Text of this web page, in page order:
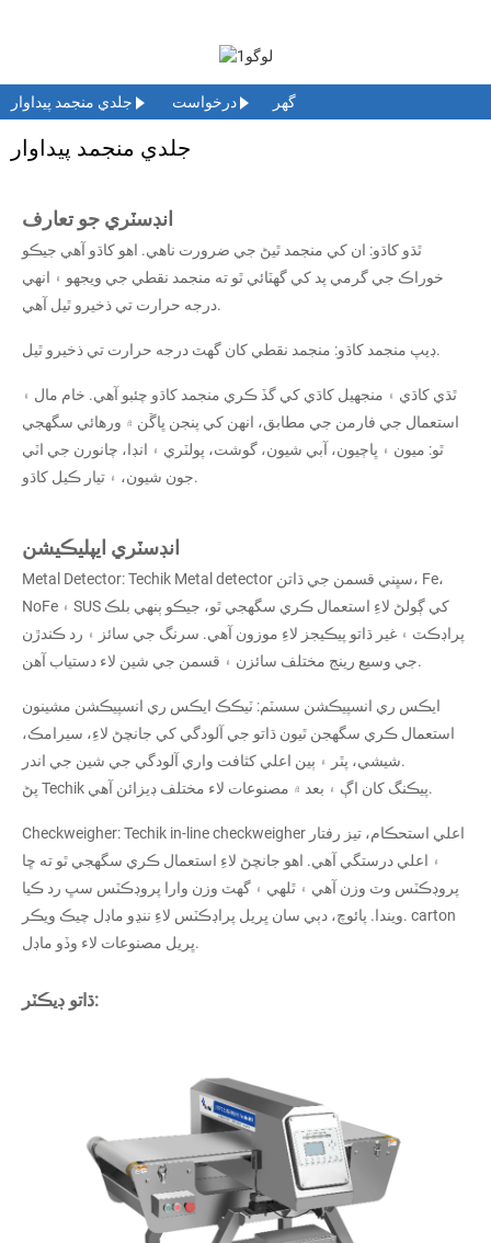
گهر درخواست جلدي منجمد پيداوار
جلدي منجمد پيداوار
انڊسٽري جو تعارف
ٿڌو کاڌو: ان کي منجمد ٿيڻ جي ضرورت ناهي. اهو کاڌو آهي جيڪو
خوراڪ جي گرمي پد کي گهٽائي ٿو ته منجمد نقطي جي ويجهو ۽ انهي
درجه حرارت تي ذخيرو ٿيل آهي.
ڊيپ منجمد کاڌو: منجمد نقطي کان گھٽ درجه حرارت تي ذخيرو ٿيل.
ٿڌي کاڌي ۽ منجهيل کاڌي کي گڏ ڪري منجمد کاڌو چئبو آهي. خام مال ۽
استعمال جي فارمن جي مطابق، انهن کي پنجن ڀاڱن ۾ ورهائي سگهجي
ٿو: ميون ۽ ڀاڄيون، آبي شيون، گوشت، پولٽري ۽ انڊا، چانورن جي اٽي
جون شيون، ۽ تيار ڪيل کاڌو.
انڊسٽري ايپليڪيشن
Metal Detector: Techik Metal detector سڀني قسمن جي ڌاتن، Fe،
NoFe ۽ SUS کي ڳولڻ لاءِ استعمال ڪري سگھجي ٿو، جيڪو ٻنهي بلڪ
پراڊڪٽ ۽ غير ڌاتو پيڪيجز لاءِ موزون آهي. سرنگ جي سائز ۽ رد ڪندڙن
جي وسيع رينج مختلف سائزن ۽ قسمن جي شين لاء دستياب آھن.
ايڪس ري انسپيڪشن سسٽم: ٽيڪڪ ايڪس ري انسپيڪشن مشينون
استعمال ڪري سگھجن ٿيون ڌاتو جي آلودگي کي جانچڻ لاءِ، سيرامڪ،
شيشي، پٿر ۽ ٻين اعلي کثافت واري آلودگي جي شين جي اندر.
پڻ Techik پيڪنگ کان اڳ ۽ بعد ۾ مصنوعات لاء مختلف ڊيزائن آهي.
Checkweigher: Techik in-line checkweigher اعلي استحڪام، تيز رفتار
۽ اعلي درستگي آهي. اهو جانچڻ لاءِ استعمال ڪري سگهجي ٿو ته ڇا
پروڊڪٽس وٽ وزن آهي ۽ ٿلهي ۽ گهٽ وزن وارا پروڊڪٽس سڀ رد ڪيا
ويندا. پائوچ، دٻي سان ڀريل پراڊڪٽس لاءِ ننڍو ماڊل چيڪ ويڪر. carton
ڀريل مصنوعات لاء وڏو ماڊل.
ڌاتو ڊيڪٽر: